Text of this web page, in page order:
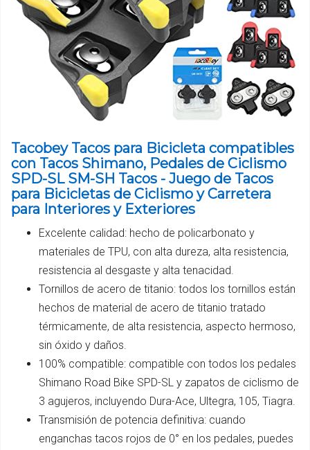
Tacobey Tacos para Bicicleta compatibles
con Tacos Shimano, Pedales de Ciclismo
SPD-SL SM-SH Tacos - Juego de Tacos
para Bicicletas de Ciclismo y Carretera
para Interiores y Exteriores
Excelente calidad: hecho de policarbonato y
materiales de TPU, con alta dureza, alta resistencia,
resistencia al desgaste y alta tenacidad.
Tornillos de acero de titanio: todos los tornillos están
hechos de material de acero de titanio tratado
térmicamente, de alta resistencia, aspecto hermoso,
sin óxido y daños.
100% compatible: compatible con todos los pedales
Shimano Road Bike SPD-SL y zapatos de ciclismo de
3 agujeros, incluyendo Dura-Ace, Ultegra, 105, Tiagra.
Transmisión de potencia definitiva: cuando
enganchas tacos rojos de 0° en los pedales, puedes